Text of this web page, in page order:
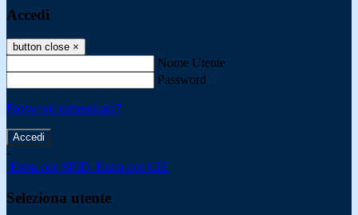
Accedi
button close ×
Nome Utente
Password
Password dimenticata?
-
Entra con SPID Entra con CIE
Seleziona utente